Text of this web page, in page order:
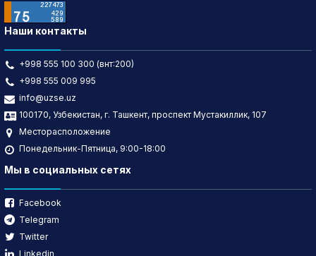
Наши контакты
+998 555 100 300 (внт:200)
+998 555 009 995
info@uzse.uz
100170, Узбекистан, г. Ташкент, проспект Мустакиллик, 107
Месторасположение
Понедельник-Пятница, 9:00-18:00
Мы в социальных сетях
Facebook
Telegram
Twitter
Linkedin